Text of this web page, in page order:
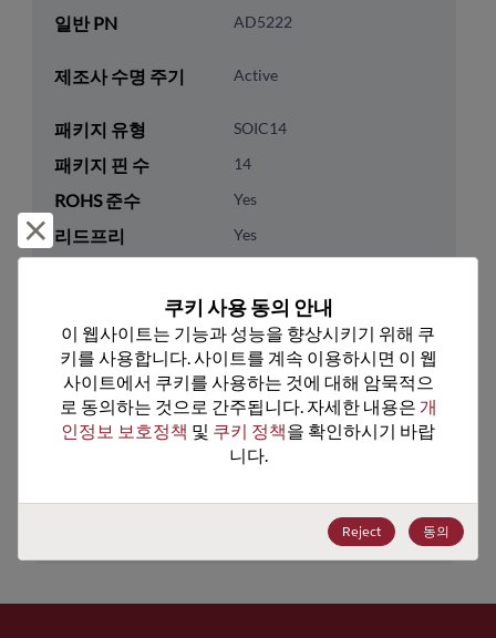
일반 PN AD5222
제조사 수명 주기 Active
패키지 유형 SOIC14
패키지 핀 수 14
ROHS 준수 Yes
리드프리 Yes
56
기술 카테고리 Analog & Mixed Signal
기술 하위 카테고리 Data Converters
기술 그룹 Digital Potentiometers
거부 및 닫기
쿠키 사용 동의 안내
이 웹사이트는 기능과 성능을 향상시키기 위해 쿠
키를 사용합니다. 사이트를 계속 이용하시면 이 웹
사이트에서 쿠키를 사용하는 것에 대해 암묵적으
로 동의하는 것으로 간주됩니다. 자세한 내용은 개
인정보 보호정책 및 쿠키 정책을 확인하시기 바랍
니다.
Reject 동의